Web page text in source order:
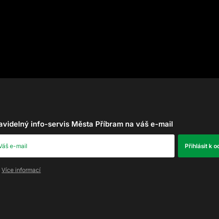
info-servis Města Příbram na váš e-mail
Více informací